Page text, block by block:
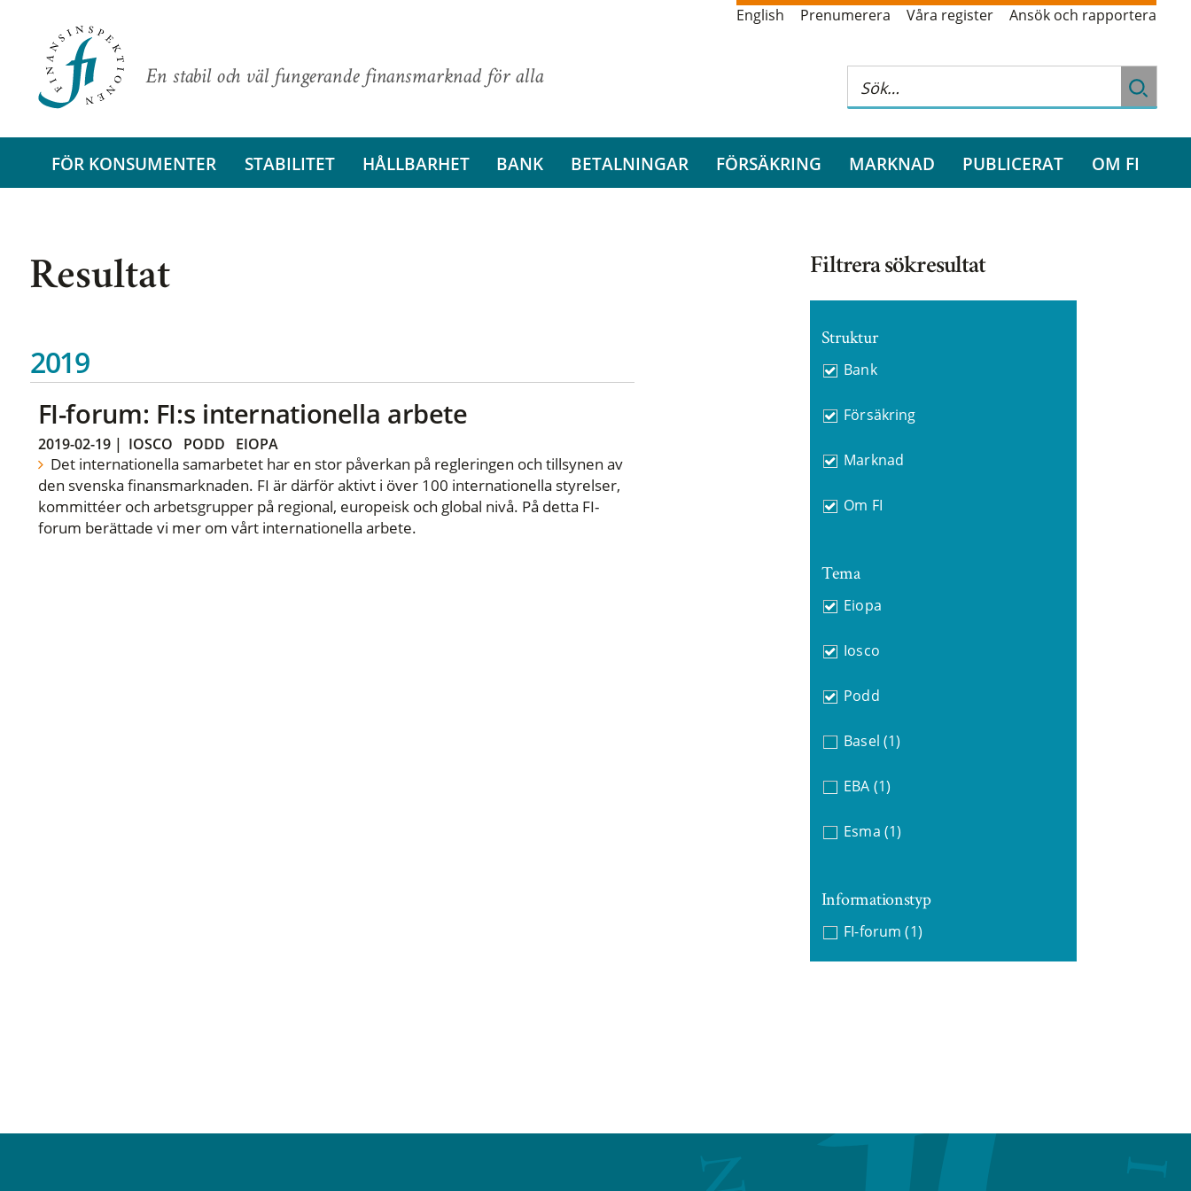
En stabil och väl fungerande finansmarknad för alla
English Prenumerera Våra register Ansök och rapportera
FÖR KONSUMENTER STABILITET HÅLLBARHET BANK BETALNINGAR FÖRSÄKRING MARKNAD PUBLICERAT OM FI
Resultat
2019
FI-forum: FI:s internationella arbete
2019-02-19| IOSCO PODD EIOPA
Det internationella samarbetet har en stor påverkan på regleringen och tillsynen av
den svenska finansmarknaden. FI är därför aktivt i över 100 internationella styrelser,
kommittéer och arbetsgrupper på regional, europeisk och global nivå. På detta FI-
forum berättade vi mer om vårt internationella arbete.
Filtrera sökresultat
Struktur
Bank
Försäkring
Marknad
Om FI
Tema
Eiopa
Iosco
Podd
Basel (1)
EBA (1)
Esma (1)
Informationstyp
FI-forum (1)